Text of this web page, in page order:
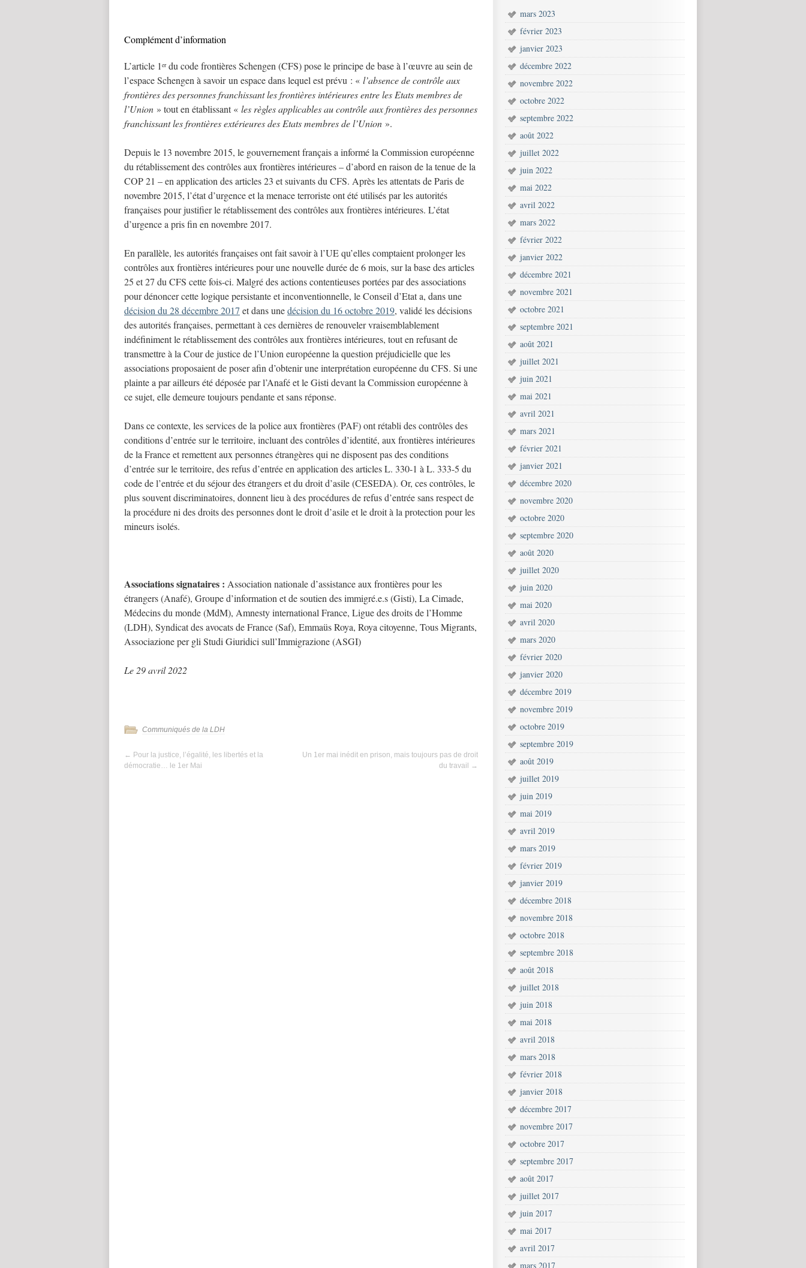
Complément d’information
L’article 1 erdu code frontières Schengen (CFS) pose le principe de base à l’œuvre au sein de
l’espace Schengen à savoir un espace dans lequel est prévu : « l’absence de contrôle aux
frontières des personnes franchissant les frontières intérieures entre les Etats membres de
l’Union » tout en établissant « les règles applicables au contrôle aux frontières des personnes
franchissant les frontières extérieures des Etats membres de l’Union ».
Depuis le 13 novembre 2015, le gouvernement français a informé la Commission européenne
du rétablissement des contrôles aux frontières intérieures – d’abord en raison de la tenue de la
COP 21 – en application des articles 23 et suivants du CFS. Après les attentats de Paris de
novembre 2015, l’état d’urgence et la menace terroriste ont été utilisés par les autorités
françaises pour justifier le rétablissement des contrôles aux frontières intérieures. L’état
d’urgence a pris fin en novembre 2017.
En parallèle, les autorités françaises ont fait savoir à l’UE qu’elles comptaient prolonger les
contrôles aux frontières intérieures pour une nouvelle durée de 6 mois, sur la base des articles
25 et 27 du CFS cette fois-ci. Malgré des actions contentieuses portées par des associations
pour dénoncer cette logique persistante et inconventionnelle, le Conseil d’Etat a, dans une
décision du 28 décembre 2017 et dans unedécision du 16 octobre 2019, validé les décisions
des autorités françaises, permettant à ces dernières de renouveler vraisemblablement
indéfiniment le rétablissement des contrôles aux frontières intérieures, tout en refusant de
transmettre à la Cour de justice de l’Union européenne la question préjudicielle que les
associations proposaient de poser afin d’obtenir une interprétation européenne du CFS. Si une
plainte a par ailleurs été déposée par l’Anafé et le Gisti devant la Commission européenne à
ce sujet, elle demeure toujours pendante et sans réponse.
Dans ce contexte, les services de la police aux frontières (PAF) ont rétabli des contrôles des
conditions d’entrée sur le territoire, incluant des contrôles d’identité, aux frontières intérieures
de la France et remettent aux personnes étrangères qui ne disposent pas des conditions
d’entrée sur le territoire, des refus d’entrée en application des articles L. 330-1 à L. 333-5 du
code de l’entrée et du séjour des étrangers et du droit d’asile (CESEDA). Or, ces contrôles, le
plus souvent discriminatoires, donnent lieu à des procédures de refus d’entrée sans respect de
la procédure ni des droits des personnes dont le droit d’asile et le droit à la protection pour les
mineurs isolés.
Associations signataires : Association nationale d’assistance aux frontières pour les
étrangers (Anafé), Groupe d’information et de soutien des immigré.e.s (Gisti), La Cimade,
Médecins du monde (MdM), Amnesty international France, Ligue des droits de l’Homme
(LDH), Syndicat des avocats de France (Saf), Emmaüs Roya, Roya citoyenne, Tous Migrants,
Associazione per gli Studi Giuridici sull’Immigrazione (ASGI)
Le 29 avril 2022
Communiqués de la LDH
← Pour la justice, l’égalité, les libertés et la
démocratie… le 1er Mai
Un 1er mai inédit en prison, mais toujours pas de droit
du travail
→
mars 2023
février 2023
janvier 2023
décembre 2022
novembre 2022
octobre 2022
septembre 2022
août 2022
juillet 2022
juin 2022
mai 2022
avril 2022
mars 2022
février 2022
janvier 2022
décembre 2021
novembre 2021
octobre 2021
septembre 2021
août 2021
juillet 2021
juin 2021
mai 2021
avril 2021
mars 2021
février 2021
janvier 2021
décembre 2020
novembre 2020
octobre 2020
septembre 2020
août 2020
juillet 2020
juin 2020
mai 2020
avril 2020
mars 2020
février 2020
janvier 2020
décembre 2019
novembre 2019
octobre 2019
septembre 2019
août 2019
juillet 2019
juin 2019
mai 2019
avril 2019
mars 2019
février 2019
janvier 2019
décembre 2018
novembre 2018
octobre 2018
septembre 2018
août 2018
juillet 2018
juin 2018
mai 2018
avril 2018
mars 2018
février 2018
janvier 2018
décembre 2017
novembre 2017
octobre 2017
septembre 2017
août 2017
juillet 2017
juin 2017
mai 2017
avril 2017
mars 2017